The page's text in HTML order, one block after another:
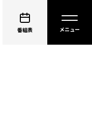
番組表